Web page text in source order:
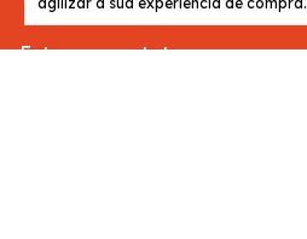
Entre em contato